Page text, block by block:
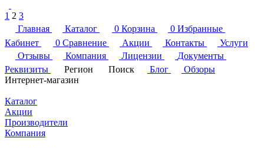
1 2 3
Главная
Каталог 0 Корзина 0 Избранные
Кабинет
0 Сравнение Акции Контакты
Услуги
Отзывы
Компания Лицензии
Документы
Реквизиты
Регион Поиск Блог
Обзоры
Интернет-магазин
Каталог
Акции
Производители
Компания